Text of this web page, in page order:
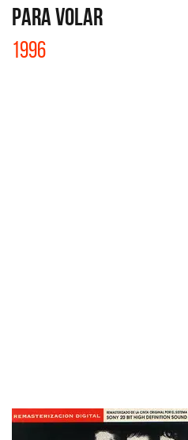
PARA VOLAR
1996